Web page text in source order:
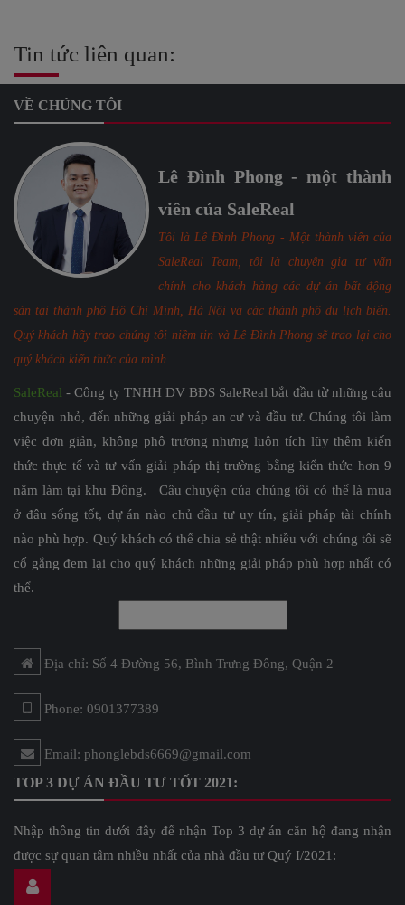
Tin tức liên quan:
VỀ CHÚNG TÔI
Lê Đình Phong - một thành
viên của SaleReal
Tôi là Lê Đình Phong - Một thành viên của
SaleReal Team, tôi là chuyên gia tư vấn
chính cho khách hàng các dự án bất động
sản tại thành phố Hồ Chí Minh, Hà Nội và các thành phố du lịch biển.
Quý khách hãy trao chúng tôi niềm tin và Lê Đình Phong sẽ trao lại cho
quý khách kiến thức của mình.
SaleReal - Công ty TNHH DV BĐS SaleReal bắt đầu từ những câu
chuyện nhỏ, đến những giải pháp an cư và đầu tư. Chúng tôi làm
việc đơn giản, không phô trương nhưng luôn tích lũy thêm kiến
thức thực tế và tư vấn giải pháp thị trường bằng kiến thức hơn 9
năm làm tại khu Đông. Câu chuyện của chúng tôi có thể là mua
ở đâu sống tốt, dự án nào chủ đầu tư uy tín, giải pháp tài chính
nào phù hợp. Quý khách có thể chia sẻ thật nhiều với chúng tôi sẽ
cố gắng đem lại cho quý khách những giải pháp phù hợp nhất có
thể.
Địa chỉ: Số 4 Đường 56, Bình Trưng Đông, Quận 2
Phone: 0901377389
Email: phonglebds6669@gmail.com
TOP 3 DỰ ÁN ĐẦU TƯ TỐT 2021:
Nhập thông tin dưới đây để nhận Top 3 dự án căn hộ đang nhận
được sự quan tâm nhiều nhất của nhà đầu tư Quý I/2021: